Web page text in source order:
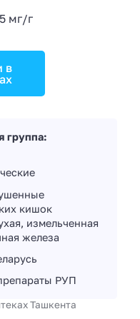
в
группа:
кишок
измельченная
железа
РУП
Ташкента